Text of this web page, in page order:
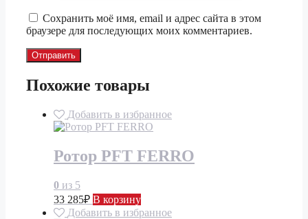
Сохранить моё имя, email и адрес сайта в этом
браузере для последующих моих комментариев.
Похожие товары
Добавить в избранное
Ротор PFT FERRO
0 из 5
33 285₽ В корзину
Добавить в избранное